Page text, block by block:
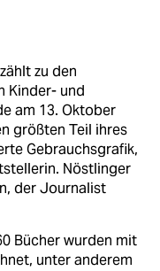
zu den
Kinder- und
am 13. Oktober
größten Teil ihres
Gebrauchsgrafik,
Nöstlinger
der Journalist
Bücher wurden mit
unter anderem